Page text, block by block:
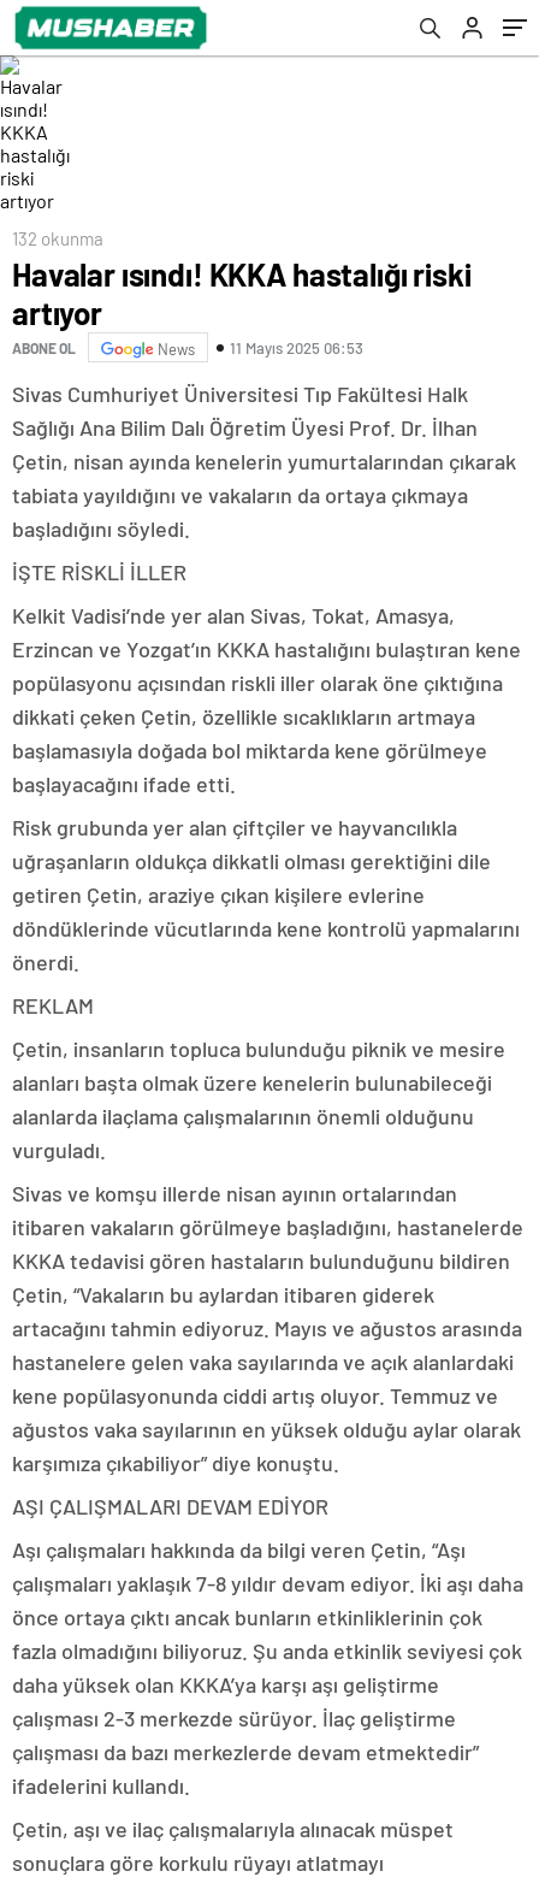
132 okunma
Havalar ısındı! KKKA hastalığı riski
artıyor
ABONE OL News 11 Mayıs 2025 06:53
Sivas Cumhuriyet Üniversitesi Tıp Fakültesi Halk
Sağlığı Ana Bilim Dalı Öğretim Üyesi Prof. Dr. İlhan
Çetin, nisan ayında kenelerin yumurtalarından çıkarak
tabiata yayıldığını ve vakaların da ortaya çıkmaya
başladığını söyledi.
İŞTE RİSKLİ İLLER
Kelkit Vadisi’nde yer alan Sivas, Tokat, Amasya,
Erzincan ve Yozgat’ın KKKA hastalığını bulaştıran kene
popülasyonu açısından riskli iller olarak öne çıktığına
dikkati çeken Çetin, özellikle sıcaklıkların artmaya
başlamasıyla doğada bol miktarda kene görülmeye
başlayacağını ifade etti.
Risk grubunda yer alan çiftçiler ve hayvancılıkla
uğraşanların oldukça dikkatli olması gerektiğini dile
getiren Çetin, araziye çıkan kişilere evlerine
döndüklerinde vücutlarında kene kontrolü yapmalarını
önerdi.
REKLAM
Çetin, insanların topluca bulunduğu piknik ve mesire
alanları başta olmak üzere kenelerin bulunabileceği
alanlarda ilaçlama çalışmalarının önemli olduğunu
vurguladı.
Sivas ve komşu illerde nisan ayının ortalarından
itibaren vakaların görülmeye başladığını, hastanelerde
KKKA tedavisi gören hastaların bulunduğunu bildiren
Çetin, “Vakaların bu aylardan itibaren giderek
artacağını tahmin ediyoruz. Mayıs ve ağustos arasında
hastanelere gelen vaka sayılarında ve açık alanlardaki
kene popülasyonunda ciddi artış oluyor. Temmuz ve
ağustos vaka sayılarının en yüksek olduğu aylar olarak
karşımıza çıkabiliyor” diye konuştu.
AŞI ÇALIŞMALARI DEVAM EDİYOR
Aşı çalışmaları hakkında da bilgi veren Çetin, “Aşı
çalışmaları yaklaşık 7-8 yıldır devam ediyor. İki aşı daha
önce ortaya çıktı ancak bunların etkinliklerinin çok
fazla olmadığını biliyoruz. Şu anda etkinlik seviyesi çok
daha yüksek olan KKKA’ya karşı aşı geliştirme
çalışması 2-3 merkezde sürüyor. İlaç geliştirme
çalışması da bazı merkezlerde devam etmektedir”
ifadelerini kullandı.
Çetin, aşı ve ilaç çalışmalarıyla alınacak müspet
sonuçlara göre korkulu rüyayı atlatmayı